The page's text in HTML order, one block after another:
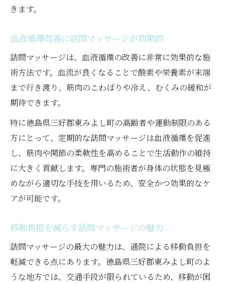
血液循環を促す訪問マッサージの実践例
寝たきりの方に最適な訪問マッサージ活用
法
訪問マッサージの定期利用で得られる変化
血流改善を目指すなら自宅施術が安心
訪問マッサージで血流改善を自宅から始め
る
自宅施術の安心感と訪問マッサージの特徴
血液循環促進に訪問マッサージが選ばれる
理由
訪問マッサージは血流不良の悩みに寄り添
施術内容と血流ケアに強い訪問マッサージ
訪問によるマッサージで痛みやこわばりを軽減
訪問マッサージで痛みとこわばりを和らげ
きます。
血液循環改善に訪問マッサージが効果的
訪問マッサージは、血液循環の改善に非常に効果的な施
術方法です。血流が良くなることで酸素や栄養素が末端
まで行き渡り、筋肉のこわばりや冷え、むくみの緩和が
期待できます。
特に徳島県三好郡東みよし町の高齢者や運動制限のある
方にとって、定期的な訪問マッサージは血液循環を促進
し、筋肉や関節の柔軟性を高めることで生活動作の維持
に大きく貢献します。専門の施術者が身体の状態を見極
めながら適切な手技を用いるため、安全かつ効果的なケ
アが可能です。
移動負担を減らす訪問マッサージの魅力
訪問マッサージの最大の魅力は、通院による移動負担を
軽減できる点にあります。徳島県三好郡東みよし町のよ
うな地方では、交通手段が限られているため、移動が困